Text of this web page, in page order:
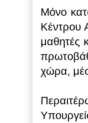
Μόνο
Κέντρου
μαθητές
χώρα,